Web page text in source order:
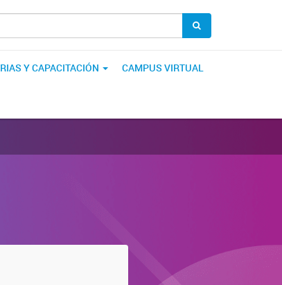
Y CAPACITACIÓN CAMPUS VIRTUAL